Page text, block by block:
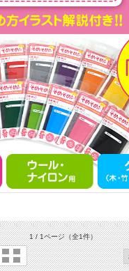
1 / 1ページ（全1件）